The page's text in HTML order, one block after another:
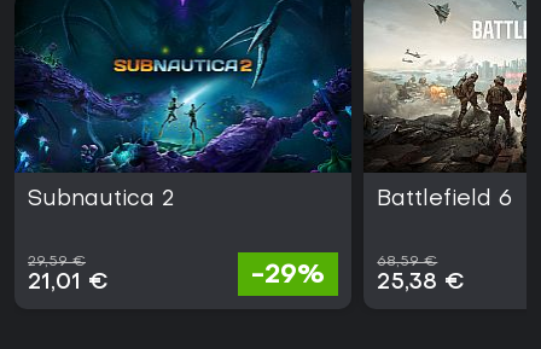
Subnautica 2
29,59 €
21,01 € -29%
Battlefield 6
68,59 €
25,38 €